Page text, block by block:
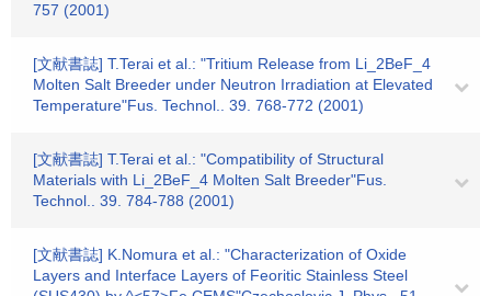
757 (2001)
[文献書誌] T.Terai et al.: "Tritium Release from Li_2BeF_4
Molten Salt Breeder under Neutron Irradiation at Elevated
Temperature"Fus. Technol.. 39. 768-772 (2001)
[文献書誌] T.Terai et al.: "Compatibility of Structural
Materials with Li_2BeF_4 Molten Salt Breeder"Fus.
Technol.. 39. 784-788 (2001)
[文献書誌] K.Nomura et al.: "Characterization of Oxide
Layers and Interface Layers of Feoritic Stainless Steel